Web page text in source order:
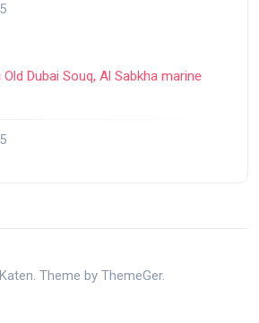
Dubai Souq, Al Sabkha marine
Theme by ThemeGer.